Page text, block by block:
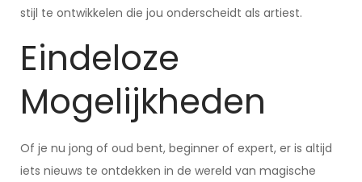
stijl te ontwikkelen die jou onderscheidt als artiest.
Eindeloze
Mogelijkheden
Of je nu jong of oud bent, beginner of expert, er is altijd
iets nieuws te ontdekken in de wereld van magische